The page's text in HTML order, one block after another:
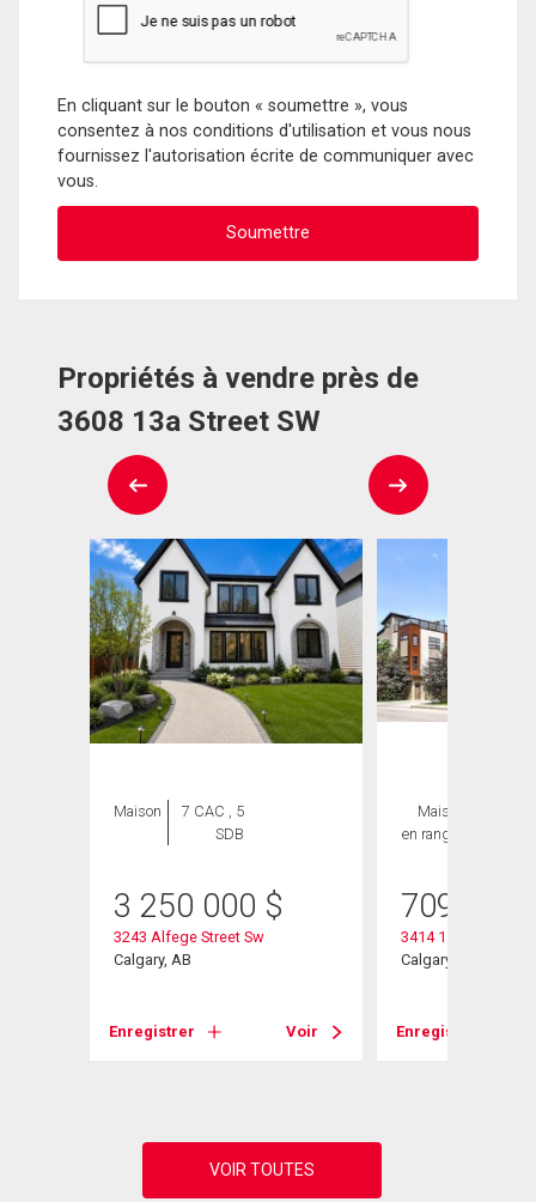
En cliquant sur le bouton « soumettre », vous
consentez à nos conditions d'utilisation et vous nous
fournissez l'autorisation écrite de communiquer avec
vous.
Propriétés à vendre près de
3608 13a Street SW
Maison
7 CAC , 5
SDB
3 250 000 $
3243 Alfege Street Sw
Calgary, AB
Enregistrer Voir
Maison
en rangée
709 000
3414 15 Street Sw
Calgary, AB
Enregistrer